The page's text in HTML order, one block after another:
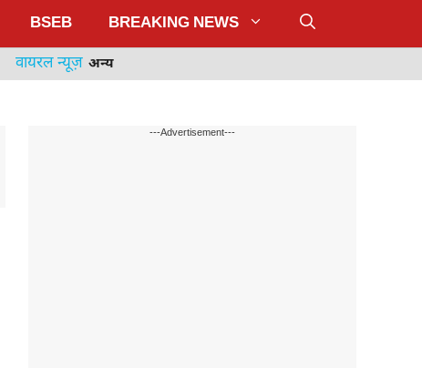
BSEB BREAKING NEWS
वायरल न्यूज़ अन्य
---Advertisement---